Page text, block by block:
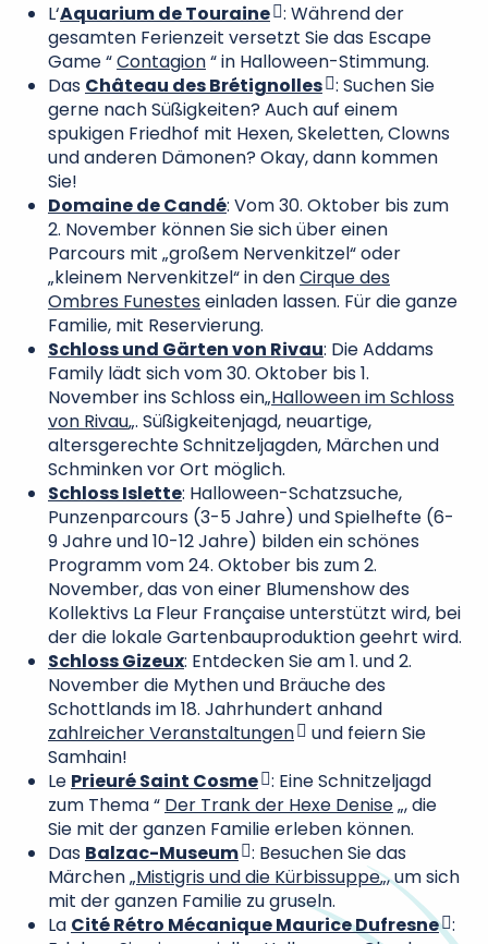
L‘Aquarium de Touraine : Während der
gesamten Ferienzeit versetzt Sie das Escape
Game “Contagion“ in Halloween-Stimmung.
Das Château des Brétignolles : Suchen Sie
gerne nach Süßigkeiten? Auch auf einem
spukigen Friedhof mit Hexen, Skeletten, Clowns
und anderen Dämonen? Okay, dann kommen
Sie!
Domaine de Candé: Vom 30. Oktober bis zum
2. November können Sie sich über einen
Parcours mit „großem Nervenkitzel“ oder
„kleinem Nervenkitzel“ in denCirque des
Ombres Funesteseinladen lassen. Für die ganze
Familie, mit Reservierung.
Schloss und Gärten von Rivau: Die Addams
Family lädt sich vom 30. Oktober bis 1.
November ins Schloss ein„Halloween im Schloss
von Rivau„. Süßigkeitenjagd, neuartige,
altersgerechte Schnitzeljagden, Märchen und
Schminken vor Ort möglich.
Schloss Islette: Halloween-Schatzsuche,
Punzenparcours (3-5 Jahre) und Spielhefte (6-
9 Jahre und 10-12 Jahre) bilden ein schönes
Programm vom 24. Oktober bis zum 2.
November, das von einer Blumenshow des
Kollektivs La Fleur Française unterstützt wird, bei
der die lokale Gartenbauproduktion geehrt wird.
Schloss Gizeux: Entdecken Sie am 1. und 2.
November die Mythen und Bräuche des
Schottlands im 18. Jahrhundert anhand
zahlreicher Veranstaltungen
und feiern Sie
Samhain!
Le Prieuré Saint Cosme : Eine Schnitzeljagd
zum Thema “ Der Trank der Hexe Denise„, die
Sie mit der ganzen Familie erleben können.
Das Balzac-Museum : Besuchen Sie das
Märchen „Mistigris und die Kürbissuppe„, um sich
mit der ganzen Familie zu gruseln.
La Cité Rétro Mécanique Maurice Dufresne :